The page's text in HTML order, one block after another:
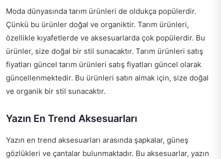
Moda dünyasında tarım ürünleri de oldukça popülerdir.
Çünkü bu ürünler doğal ve organiktir. Tarım ürünleri,
özellikle kıyafetlerde ve aksesuarlarda çok popülerdir. Bu
ürünler, size doğal bir stil sunacaktır. Tarım ürünleri satış
fiyatları güncel tarım ürünleri satış fiyatları güncel olarak
güncellenmektedir. Bu ürünleri satın almak için, size doğal
ve organik bir stil sunacaktır.
Yazın En Trend Aksesuarları
Yazın en trend aksesuarları arasında şapkalar, güneş
gözlükleri ve çantalar bulunmaktadır. Bu aksesuarlar, yazın